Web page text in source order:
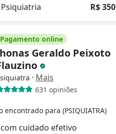
R$ 350
Pagamento online
Geraldo Peixoto
· Mais
631 opiniões
encontrado para (PSIQUIATRA)
cuidado efetivo